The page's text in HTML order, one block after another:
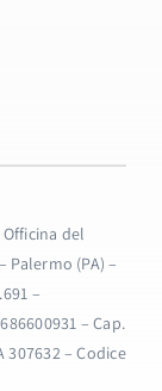
del
Palermo (PA) –
–
– Cap.
307632 – Codice